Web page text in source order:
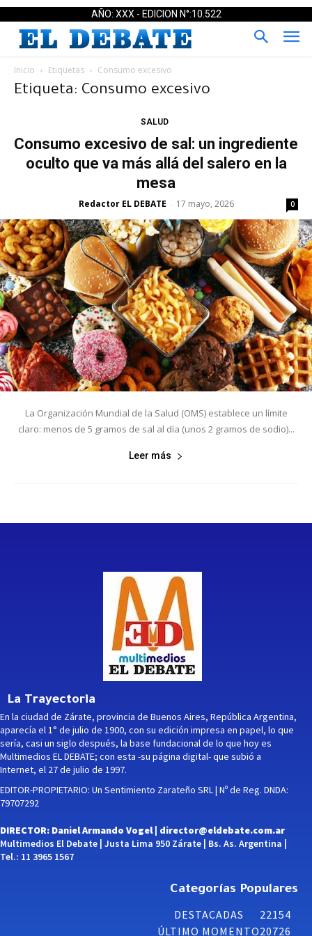
AÑO: XXX - EDICION N°:10.522
Inicio Etiquetas Consumo excesivo
Etiqueta: Consumo excesivo
SALUD
Consumo excesivo de sal: un ingrediente
oculto que va más allá del salero en la
mesa
Redactor EL DEBATE - 17 mayo, 2026 0
La Organización Mundial de la Salud (OMS) establece un límite
claro: menos de 5 gramos de sal al día (unos 2 gramos de sodio)...
Leer más
La Trayectoria
En la ciudad de Zárate, provincia de Buenos Aires, República Argentina,
aparecía el 1° de julio de 1900, con su edición impresa en papel, lo que
sería, casi un siglo después, la base fundacional de lo que hoy es
Multimedios EL DEBATE; con esta -su página digital- que subió a
Internet, el 27 de julio de 1997.
EDITOR-PROPIETARIO: Un Sentimiento Zarateño SRL | Nº de Reg. DNDA:
79707292
DIRECTOR: Daniel Armando Vogel | director@eldebate.com.ar
Multimedios El Debate | Justa Lima 950 Zárate | Bs. As. Argentina |
Tel.: 11 3965 1567
Categorías Populares
DESTACADAS
22154
ÚLTIMO MOMENTO20726